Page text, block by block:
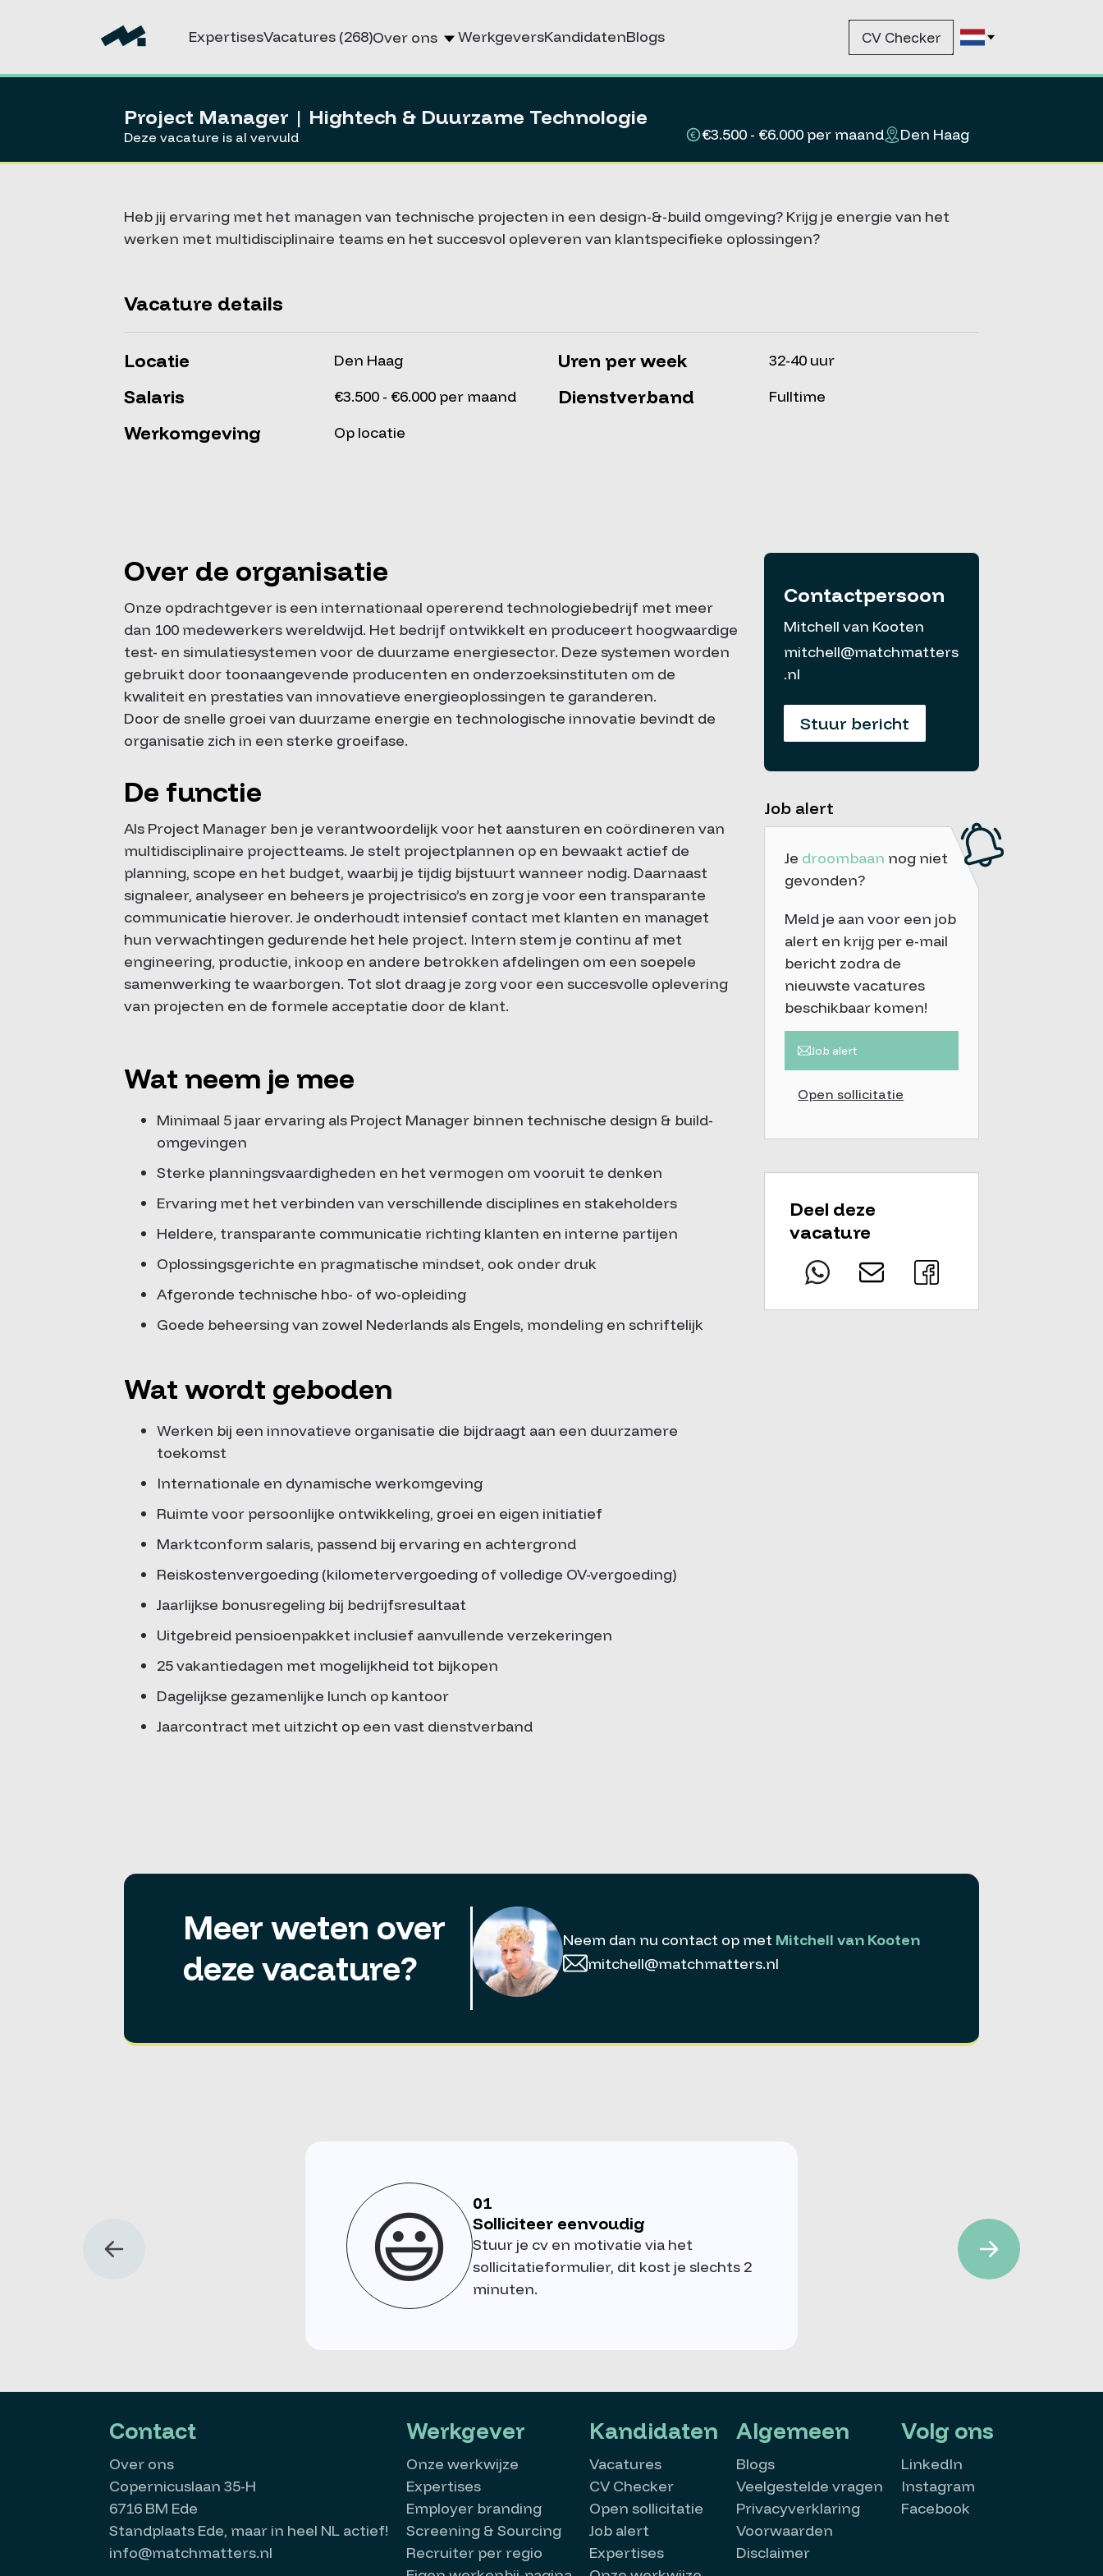
ExpertisesVacatures (268)Over ons WerkgeversKandidatenBlogs CV Checker
Project Manager | Hightech & Duurzame Technologie
Deze vacature is al vervuld €3.500 - €6.000 per maand Den Haag
Heb jij ervaring met het managen van technische projecten in een design-&-build omgeving? Krijg je energie van het
werken met multidisciplinaire teams en het succesvol opleveren van klantspecifieke oplossingen?
Vacature details
Locatie Den Haag Uren per week 32-40 uur
Salaris €3.500 - €6.000 per maand Dienstverband Fulltime
Werkomgeving Op locatie
Over de organisatie
Onze opdrachtgever is een internationaal opererend technologiebedrijf met meer
dan 100 medewerkers wereldwijd. Het bedrijf ontwikkelt en produceert hoogwaardige
test- en simulatiesystemen voor de duurzame energiesector. Deze systemen worden
gebruikt door toonaangevende producenten en onderzoeksinstituten om de
kwaliteit en prestaties van innovatieve energieoplossingen te garanderen.
Door de snelle groei van duurzame energie en technologische innovatie bevindt de
organisatie zich in een sterke groeifase.
De functie
Als Project Manager ben je verantwoordelijk voor het aansturen en coördineren van
multidisciplinaire projectteams. Je stelt projectplannen op en bewaakt actief de
planning, scope en het budget, waarbij je tijdig bijstuurt wanneer nodig. Daarnaast
signaleer, analyseer en beheers je projectrisico’s en zorg je voor een transparante
communicatie hierover. Je onderhoudt intensief contact met klanten en managet
hun verwachtingen gedurende het hele project. Intern stem je continu af met
engineering, productie, inkoop en andere betrokken afdelingen om een soepele
samenwerking te waarborgen. Tot slot draag je zorg voor een succesvolle oplevering
van projecten en de formele acceptatie door de klant.
Wat neem je mee
Minimaal 5 jaar ervaring als Project Manager binnen technische design & build-
omgevingen
Sterke planningsvaardigheden en het vermogen om vooruit te denken
Ervaring met het verbinden van verschillende disciplines en stakeholders
Heldere, transparante communicatie richting klanten en interne partijen
Oplossingsgerichte en pragmatische mindset, ook onder druk
Afgeronde technische hbo- of wo-opleiding
Goede beheersing van zowel Nederlands als Engels, mondeling en schriftelijk
Wat wordt geboden
Werken bij een innovatieve organisatie die bijdraagt aan een duurzamere
toekomst
Internationale en dynamische werkomgeving
Ruimte voor persoonlijke ontwikkeling, groei en eigen initiatief
Marktconform salaris, passend bij ervaring en achtergrond
Reiskostenvergoeding (kilometervergoeding of volledige OV-vergoeding)
Jaarlijkse bonusregeling bij bedrijfsresultaat
Uitgebreid pensioenpakket inclusief aanvullende verzekeringen
25 vakantiedagen met mogelijkheid tot bijkopen
Dagelijkse gezamenlijke lunch op kantoor
Jaarcontract met uitzicht op een vast dienstverband
Contactpersoon
Mitchell van Kooten
mitchell@matchmatters
.nl
Stuur bericht
Job alert
Je droombaan nog niet
gevonden?
Meld je aan voor een job
alert en krijg per e-mail
bericht zodra de
nieuwste vacatures
beschikbaar komen!
Job alert
Open sollicitatie
Deel deze
vacature
Meer weten over
deze vacature?
Neem dan nu contact op met Mitchell van Kooten
mitchell@matchmatters.nl
😃
01
Solliciteer eenvoudig
Stuur je cv en motivatie via het
sollicitatieformulier, dit kost je slechts 2
minuten.
Contact
Over ons
Copernicuslaan 35-H
6716 BM Ede
Standplaats Ede, maar in heel NL actief!
info@matchmatters.nl
Werkgever
Onze werkwijze
Expertises
Employer branding
Screening & Sourcing
Recruiter per regio
Kandidaten
Vacatures
CV Checker
Open sollicitatie
Job alert
Expertises
Algemeen
Blogs
Veelgestelde vragen
Privacyverklaring
Voorwaarden
Disclaimer
Volg ons
LinkedIn
Instagram
Facebook